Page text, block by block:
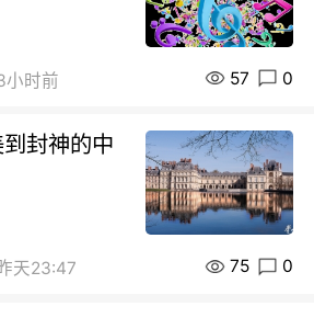
小时前 57 0
封神的中
天23:47 75 0